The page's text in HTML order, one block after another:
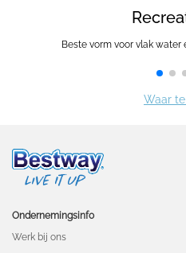
Ondernemingsinfo
Werk bij ons